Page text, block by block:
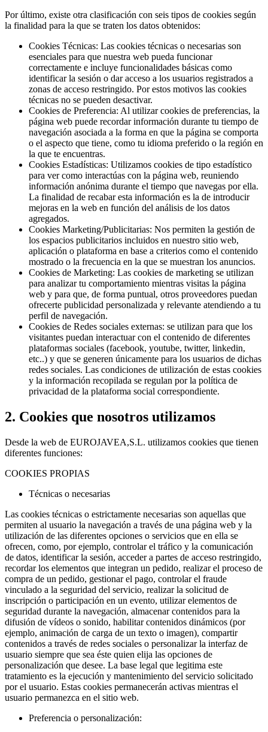
Por último, existe otra clasificación con seis tipos de cookies según
la finalidad para la que se traten los datos obtenidos:
Cookies Técnicas: Las cookies técnicas o necesarias son
esenciales para que nuestra web pueda funcionar
correctamente e incluye funcionalidades básicas como
identificar la sesión o dar acceso a los usuarios registrados a
zonas de acceso restringido. Por estos motivos las cookies
técnicas no se pueden desactivar.
Cookies de Preferencia: Al utilizar cookies de preferencias, la
página web puede recordar información durante tu tiempo de
navegación asociada a la forma en que la página se comporta
o el aspecto que tiene, como tu idioma preferido o la región en
la que te encuentras.
Cookies Estadísticas: Utilizamos cookies de tipo estadístico
para ver como interactúas con la página web, reuniendo
información anónima durante el tiempo que navegas por ella.
La finalidad de recabar esta información es la de introducir
mejoras en la web en función del análisis de los datos
agregados.
Cookies Marketing/Publicitarias: Nos permiten la gestión de
los espacios publicitarios incluidos en nuestro sitio web,
aplicación o plataforma en base a criterios como el contenido
mostrado o la frecuencia en la que se muestran los anuncios.
Cookies de Marketing: Las cookies de marketing se utilizan
para analizar tu comportamiento mientras visitas la página
web y para que, de forma puntual, otros proveedores puedan
ofrecerte publicidad personalizada y relevante atendiendo a tu
perfil de navegación.
Cookies de Redes sociales externas: se utilizan para que los
visitantes puedan interactuar con el contenido de diferentes
plataformas sociales (facebook, youtube, twitter, linkedin,
etc..) y que se generen únicamente para los usuarios de dichas
redes sociales. Las condiciones de utilización de estas cookies
y la información recopilada se regulan por la política de
privacidad de la plataforma social correspondiente.
2. Cookies que nosotros utilizamos
Desde la web de EUROJAVEA,S.L. utilizamos cookies que tienen
diferentes funciones:
COOKIES PROPIAS
Técnicas o necesarias
Las cookies técnicas o estrictamente necesarias son aquellas que
permiten al usuario la navegación a través de una página web y la
utilización de las diferentes opciones o servicios que en ella se
ofrecen, como, por ejemplo, controlar el tráfico y la comunicación
de datos, identificar la sesión, acceder a partes de acceso restringido,
recordar los elementos que integran un pedido, realizar el proceso de
compra de un pedido, gestionar el pago, controlar el fraude
vinculado a la seguridad del servicio, realizar la solicitud de
inscripción o participación en un evento, utilizar elementos de
seguridad durante la navegación, almacenar contenidos para la
difusión de vídeos o sonido, habilitar contenidos dinámicos (por
ejemplo, animación de carga de un texto o imagen), compartir
contenidos a través de redes sociales o personalizar la interfaz de
usuario siempre que sea éste quien elija las opciones de
personalización que desee. La base legal que legitima este
tratamiento es la ejecución y mantenimiento del servicio solicitado
por el usuario. Estas cookies permanecerán activas mientras el
usuario permanezca en el sitio web.
Preferencia o personalización: